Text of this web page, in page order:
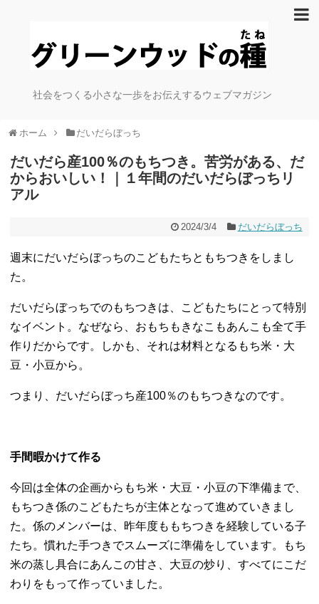
社会をつくる小さな一歩をお伝えするウェブマガジン
ホーム だいだらぼっち
だいだら産100％のもちつき。苦労がある、だ
からおいしい！｜１年間のだいだらぼっちリ
アル
2024/3/4 だいだらぼっち
週末にだいだらぼっちのこどもたちともちつきをしまし
た。
だいだらぼっちでのもちつきは、こどもたちにとって特別
なイベント。なぜなら、おもちもきなこもあんこも全て手
作りだからです。しかも、それは材料となるもち米・大
豆・小豆から。
つまり、だいだらぼっち産100％のもちつきなのです。
手間暇かけて作る
今回は全体の企画からもち米・大豆・小豆の下準備まで、
もちつき係のこどもたちが主体となって進めていきまし
た。係のメンバーは、昨年度ももちつきを経験している子
たち。慣れた手つきでスムーズに準備をしています。もち
米の蒸し具合にあんこの甘さ、大豆の炒り、すべてにこだ
わりをもって作っていました。